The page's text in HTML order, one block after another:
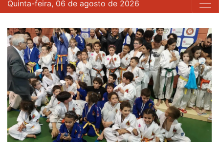
Quinta-feira, 06 de agosto de 2026